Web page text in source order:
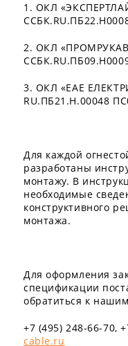
1. ОКЛ
2. ОКЛ
3. ОКЛ «EAE
RU.ПБ21.Н.00048
Для каждой
разработаны
монтажу. В
необходимые
конструктивного
монтажа.
Для оформления
спецификации
обратиться к
+7 (495) 248-66-70,
cable.ru